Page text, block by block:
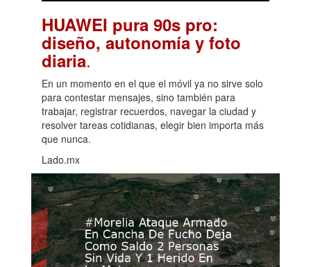
HUAWEI pura 90s pro:
diseño, autonomía y foto
diaria.
En un momento en el que el móvil ya no sirve solo
para contestar mensajes, sino también para
trabajar, registrar recuerdos, navegar la ciudad y
resolver tareas cotidianas, elegir bien importa más
que nunca.
Lado.mx